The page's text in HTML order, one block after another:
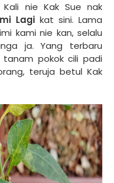
Kali nie Kak Sue nak
Lagi kat sini. Lama
kami nie kan, selalu
ja. Yang terbaru
pokok cili padi
teruja betul Kak